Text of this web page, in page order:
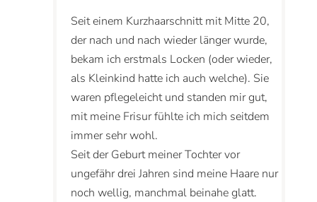
Seit einem Kurzhaarschnitt mit Mitte 20,
der nach und nach wieder länger wurde,
bekam ich erstmals Locken (oder wieder,
als Kleinkind hatte ich auch welche). Sie
waren pflegeleicht und standen mir gut,
mit meine Frisur fühlte ich mich seitdem
immer sehr wohl.
Seit der Geburt meiner Tochter vor
ungefähr drei Jahren sind meine Haare nur
noch wellig, manchmal beinahe glatt.